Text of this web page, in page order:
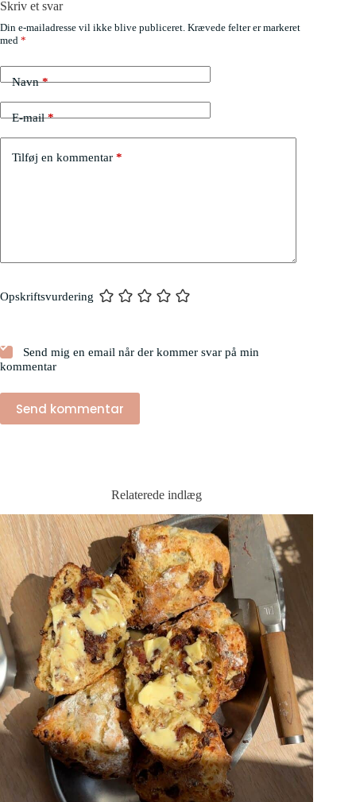
Skriv et svar
Din e-mailadresse vil ikke blive publiceret. Krævede felter er markeret
med *
Navn*
E-mail*
Tilføj en kommentar *
Opskriftsvurdering
Send mig en email når der kommer svar på min
kommentar
Send kommentar
Relaterede indlæg